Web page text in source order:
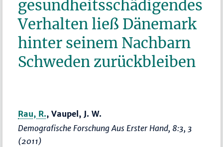
gesundheitsschädigendes
Verhalten ließ Dänemark
hinter seinem Nachbarn
Schweden zurückbleiben
Rau, R., Vaupel, J. W.
Demografische Forschung Aus Erster Hand, 8:3, 3
(2011)